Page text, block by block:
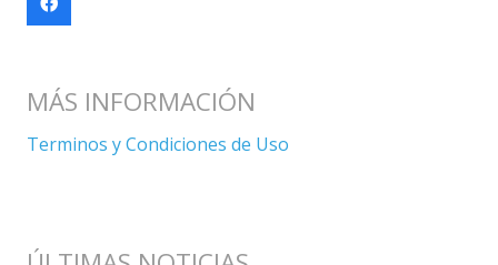
MÁS INFORMACIÓN
Terminos y Condiciones de Uso